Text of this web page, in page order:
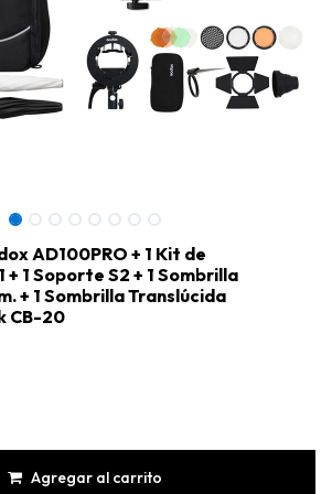
AD100PRO + 1 Kit de
1 Soporte S2 + 1 Sombrilla
+ 1 Sombrilla Translúcida
CB-20
Agregar al carrito